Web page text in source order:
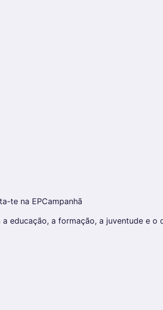
te na EPCampanhã
educação, a formação, a juventude e o